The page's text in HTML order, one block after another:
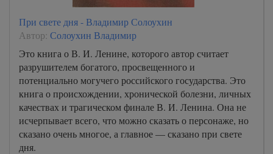
При свете дня - Владимир Солоухин
Автор: Солоухин Владимир
Это книга о В. И. Ленине, которого автор считает
разрушителем богатого, просвещенного и
потенциально могучего российского государства. Это
книга о происхождении, хронической болезни, личных
качествах и трагическом финале В. И. Ленина. Она не
исчерпывает всего, что можно сказать о персонаже, но
сказано очень многое, а главное — сказано при свете
дня.